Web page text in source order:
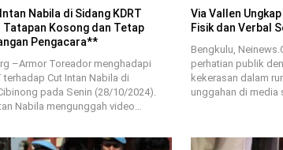
Nabila di Sidang KDRT
Kosong dan Tetap
Pengacara**
–Armor Toreador menghadapi
Cut Intan Nabila di
pada Senin (28/10/2024).
Nabila mengunggah video…
Via Vallen
Fisik dan Verbal
Bengkulu,
perhatian publik
kekerasan dalam
unggahan di media